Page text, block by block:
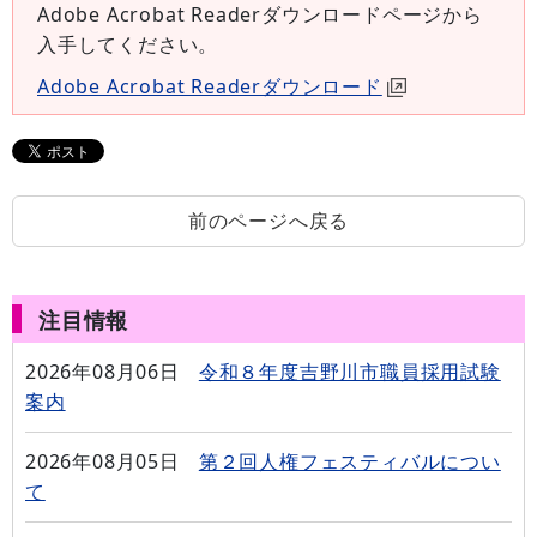
Adobe Acrobat Readerダウンロードページから
入手してください。
Adobe Acrobat Readerダウンロード
前のページへ戻る
注目情報
2026年08月06日
令和８年度吉野川市職員採用試験
案内
2026年08月05日
第２回人権フェスティバルについ
て